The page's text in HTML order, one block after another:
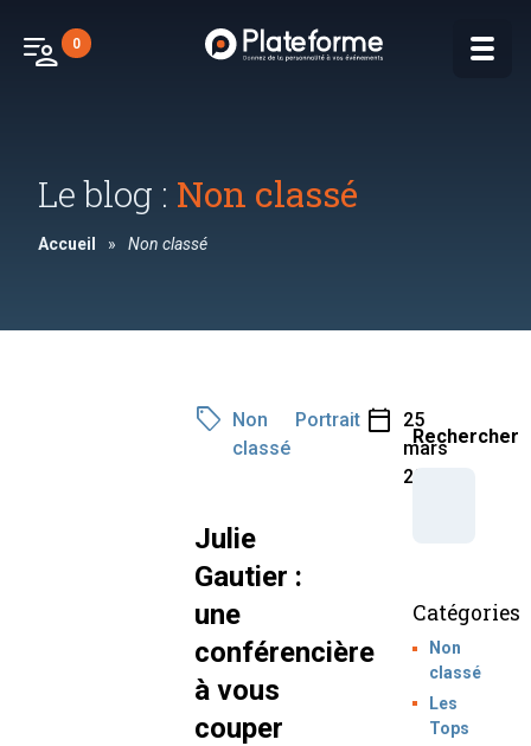
patient_list 0
Le blog : Non classé
Accueil » Non classé
sell Non
classé
Portrait calendar_today
25
mars
2025
Julie
Gautier :
une
conférencière
à vous
couper
Rechercher
Catégories
Non
classé
Les
Tops